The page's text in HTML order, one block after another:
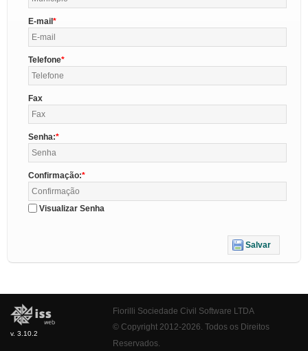
E-mail
Telefone
Fax
Senha:
Confirmação:
Visualizar Senha
Salvar
v. 3.10.2
Fiorilli Sociedade Civil Software LTDA
© Copyright 2012-2026. Todos os Direitos
Reservados.